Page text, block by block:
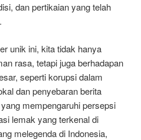
dan pertikaian yang telah
unik ini, kita tidak hanya
rasa, tetapi juga berhadapan
seperti korupsi dalam
dan penyebaran berita
mempengaruhi persepsi
lemak yang terkenal di
melegenda di Indonesia,